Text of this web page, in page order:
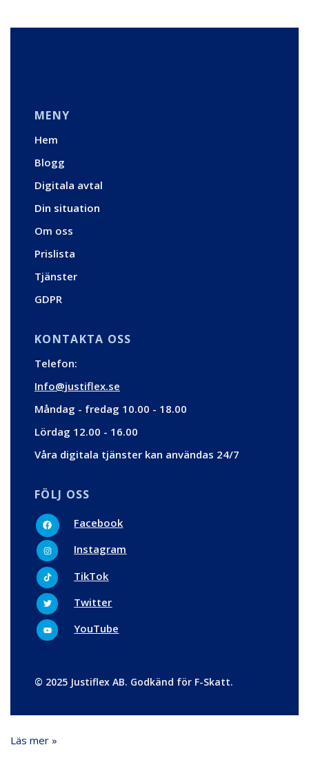
MENY
Hem
Blogg
Digitala avtal
Din situation
Om oss
Prislista
Tjänster
GDPR
KONTAKTA OSS
Telefon:
Info@justiflex.se
Måndag - fredag 10.00 - 18.00
Lördag 12.00 - 16.00
Våra digitala tjänster kan användas 24/7
FÖLJ OSS
F
a
c
e
b
o
o
k
Facebook
I
n
s
t
a
g
r
a
m
Instagram
T
i
k
t
o
k
TikTok
T
w
i
t
t
e
Twitter
Y
o
u
YouTube
© 2025 Justiflex AB. Godkänd för F-Skatt.
Läs mer »